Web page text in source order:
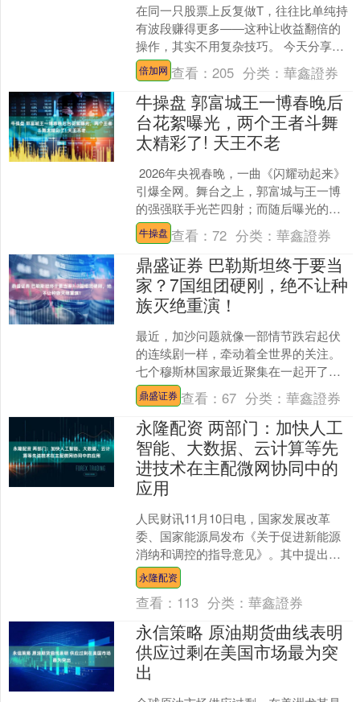
在同一只股票上反复做T，往往比单纯持
有波段赚得更多——这种让收益翻倍的
操作，其实不用复杂技巧。 今天分享一
套短线、长线都能用的做T方法，从逻辑
到实操讲透，新手也....
倍加网 查看：205 分类：華鑫證券
牛操盘 郭富城王一博春晚后
台花絮曝光，两个王者斗舞
太精彩了! 天王不老
2026年央视春晚，一曲《闪耀动起来》
引爆全网。舞台之上，郭富城与王一博
的强强联手光芒四射；而随后曝光的后
台彩排花絮，则揭开了这场“王者合作”背
后更为动人的细....
牛操盘 查看：72 分类：華鑫證券
鼎盛证券 巴勒斯坦终于要当
家？7国组团硬刚，绝不让种
族灭绝重演！
最近，加沙问题就像一部情节跌宕起伏
的连续剧一样，牵动着全世界的关注。
七个穆斯林国家最近聚集在一起开了个
会，讨论的重点很简单，就是“巴勒斯坦
人自己做主”！这场会议....
鼎盛证券 查看：67 分类：華鑫證券
永隆配资 两部门：加快人工
智能、大数据、云计算等先
进技术在主配微网协同中的
应用
人民财讯11月10日电，国家发展改革
委、国家能源局发布《关于促进新能源
消纳和调控的指导意见》。其中提出，
加快人工智能、大数据、云计算等先进
技术在主配微网协同中的....
永隆配资
查看： 113 分类：華鑫證券
永信策略 原油期货曲线表明
供应过剩在美国市场最为突
出